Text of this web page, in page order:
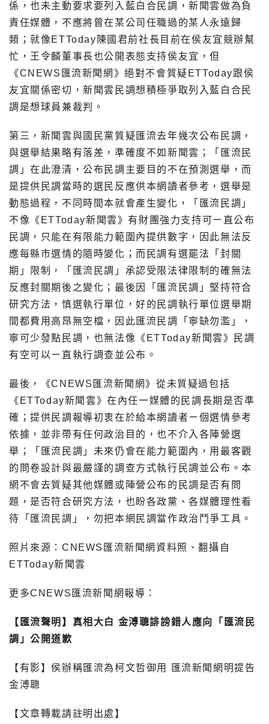
係，也未主動要求要列入藍白合民調，新聞雲做為負
責任媒體，不應將曾在某公司任職過的某人永遠歸
類；就像ETToday陳國君前社長目前在侯友宜競辦幫
忙，王令麟董事長也公開表態支持侯友宜，但
《CNEWS匯流新聞網》絕對不會質疑ETToday跟侯
友宜關係密切，新聞雲民調想積極爭取列入藍白合民
調是想球員兼裁判。
第三，新聞雲與國民黨質疑匯流去年幾次公布民調，
與選舉結果略有落差，準確度不如新聞雲；「匯流民
調」在此澄清，公布民調主要目的不在預測選舉，而
是提供民調當時的選民反應供本網讀者參考，選舉是
動態過程，不同時間本就會產生變化，「匯流民調」
不像《ETToday新聞雲》有財團強力支持可ㄧ直公布
民調，只能在有限能力範圍內提供數字，因此無法反
應每縣市選情的隨時變化；而民調有選罷法「封關
期」限制，「匯流民調」承認受限法律限制的確無法
反應封關期後之變化；最後因「匯流民調」堅持符合
研究方法，慎選執行單位，好的民調執行單位選舉期
間都費用高昂無空檔，因此匯流民調「寧缺勿濫」，
寧可少發點民調，也無法像《ETToday新聞雲》民調
有空可以ㄧ直執行調查並公布。
最後，《CNEWS匯流新聞網》從未質疑過包括
《ETToday新聞雲》在內任一媒體的民調長期是否準
確；提供民調報導初衷在於給本網讀者ㄧ個選情參考
依據，並非帶有任何政治目的，也不介入各陣營選
舉；「匯流民調」未來仍會在能力範圍內，用最客觀
的問卷設計與最嚴謹的調查方式執行民調並公布。本
網不會去質疑其他媒體或陣營公布的民調是否有問
題，是否符合研究方法，也盼各政黨、各媒體理性看
待「匯流民調」，勿把本網民調當作政治鬥爭工具。
照片來源：CNEWS匯流新聞網資料照、翻攝自
ETToday新聞雲
更多CNEWS匯流新聞網報導：
【匯流聲明】真相大白 金溥聰誹謗錯人應向「匯流民
調」公開道歉
【有影】侯辦稱匯流為柯文哲御用 匯流新聞網明提告
金溥聰
【文章轉載請註明出處】